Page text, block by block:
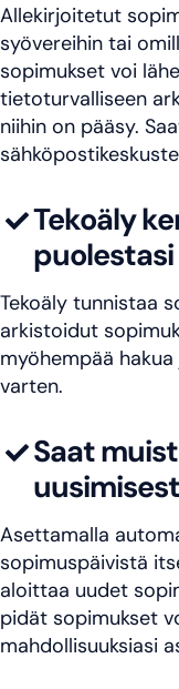
Allekirjoitetut
syövereihin tai
sopimukset voi
tietoturvalliseen
niihin on pääsy.
Tekoäly
puolestasi
Tekoäly tunnistaa
arkistoidut
myöhempää
varten.
Saat
Asettamalla
sopimuspäivistä
aloittaa uudet
pidät sopimukset
mahdollisuuksiasi